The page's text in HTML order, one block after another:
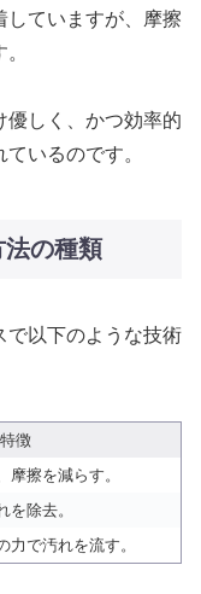
していますが、摩擦
優しく、かつ効率的
いるのです。
の種類
で以下のような技術
特徴
摩擦を減らす。
を除去。
力で汚れを流す。